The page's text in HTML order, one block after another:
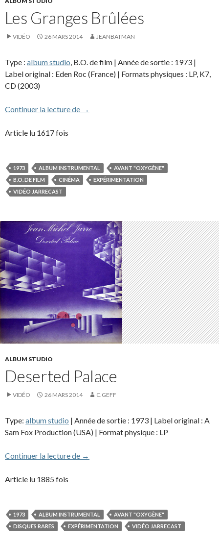
Les Granges Brûlées
VIDÉO 26 MARS 2014 JEANBATMAN
Type : album studio, B.O. de film | Année de sortie : 1973 |
Label original : Eden Roc (France) | Formats physiques : LP, K7,
CD (2003)
Continuer la lecture de Les Granges Brûlées
→
Article lu 1617 fois
1973 ALBUM INSTRUMENTAL
AVANT "OXYGÈNE"
B.O. DE FILM
CINÉMA
EXPÉRIMENTATION
VIDÉO JARRECAST
ALBUM STUDIO
Deserted Palace
VIDÉO 26 MARS 2014 C.GEFF
Type: album studio | Année de sortie : 1973 | Label original : A
Sam Fox Production (USA) | Format physique : LP
Continuer la lecture de Deserted Palace
→
Article lu 1885 fois
1973 ALBUM INSTRUMENTAL
AVANT "OXYGÈNE"
DISQUES RARES
EXPÉRIMENTATION VIDÉO JARRECAST